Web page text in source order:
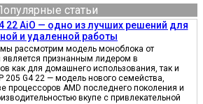
статьи
22 AiO — одно из лучших решений для
и удаленной работы
рассмотрим модель моноблока от
является признанным лидером в
как для домашнего использования, так и
205 G4 22 — модель нового семейства,
процессоров AMD последнего поколения и
вкупе с привлекательной